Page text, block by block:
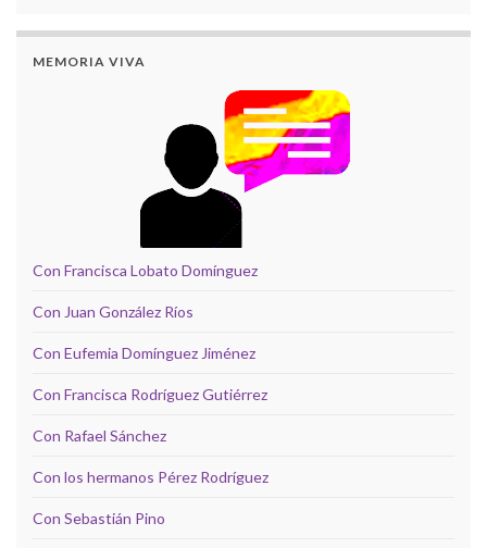
MEMORIA VIVA
Con Francisca Lobato Domínguez
Con Juan González Ríos
Con Eufemia Domínguez Jiménez
Con Francisca Rodríguez Gutiérrez
Con Rafael Sánchez
Con los hermanos Pérez Rodríguez
Con Sebastián Pino